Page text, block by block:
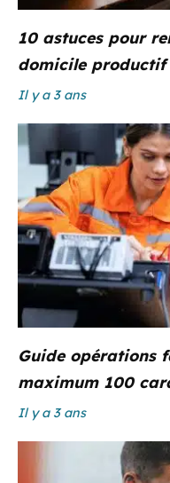
10 astuces pour
domicile productif
Il y a 3 ans
Guide opérations
maximum 100
Il y a 3 ans